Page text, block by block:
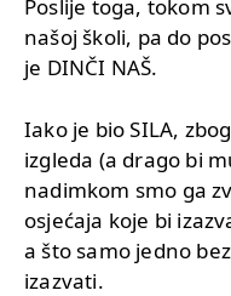
Poslije toga, tokom
našoj školi, pa do
je DINČI NAŠ.
Iako je bio SILA,
izgleda (a drago bi
nadimkom smo ga
osjećaja koje bi
a što samo jedno
izazvati.